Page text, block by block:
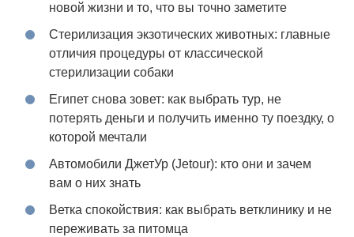
новой жизни и то, что вы точно заметите
Стерилизация экзотических животных: главные
отличия процедуры от классической
стерилизации собаки
Египет снова зовет: как выбрать тур, не
потерять деньги и получить именно ту поездку, о
которой мечтали
Автомобили ДжетУр (Jetour): кто они и зачем
вам о них знать
Ветка спокойствия: как выбрать ветклинику и не
переживать за питомца